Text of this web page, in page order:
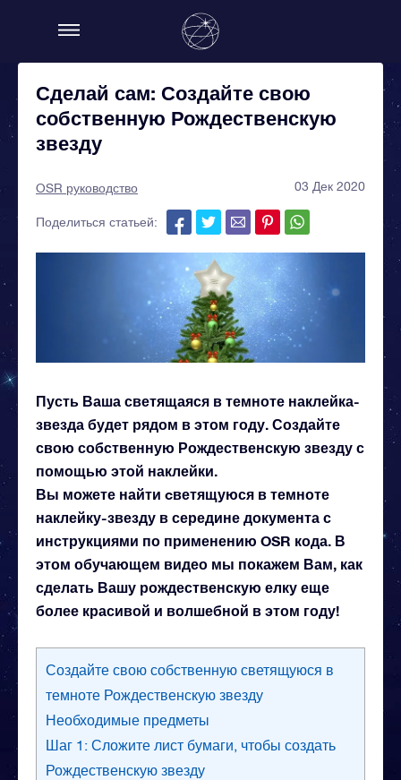
Сделай сам: Создайте свою
собственную Рождественскую
звезду
OSR руководство 03 Дек 2020
Поделиться статьей:
Пусть Ваша светящаяся в темноте наклейка-
звезда будет рядом в этом году. Создайте
свою собственную Рождественскую звезду с
помощью этой наклейки.
Вы можете найти cветящуюся в темноте
наклейку-звезду в середине документа с
инструкциями по применению OSR кода. В
этом обучающем видео мы покажем Вам, как
сделать Вашу рождественскую елку еще
более красивой и волшебной в этом году!
Создайте свою собственную светящуюся в
темноте Рождественскую звезду
Необходимые предметы
Шаг 1: Сложите лист бумаги, чтобы создать
Рождественскую звезду